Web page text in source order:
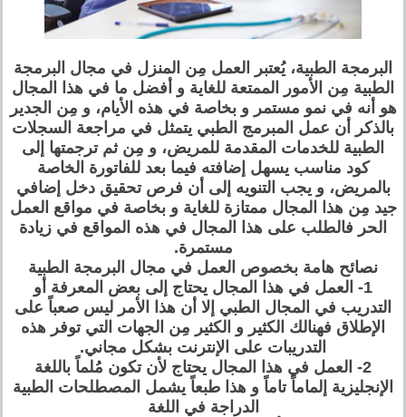
البرمجة الطبية، يُعتبر العمل مِن المنزل في مجال البرمجة
الطبية مِن الأمور الممتعة للغاية و أفضل ما في هذا المجال
هو أنه في نمو مستمر و بخاصة في هذه الأيام، و مِن الجدير
بالذكر أن عمل المبرمج الطبي يتمثل في مراجعة السجلات
الطبية للخدمات المقدمة للمريض، و مِن ثم ترجمتها إلى
كود مناسب يسهل إضافته فيما بعد للفاتورة الخاصة
بالمريض، و يجب التنويه إلى أن فرص تحقيق دخل إضافي
جيد مِن هذا المجال ممتازة للغاية و بخاصة في مواقع العمل
الحر فالطلب على هذا المجال في هذه المواقع في زيادة
مستمرة.
نصائح هامة بخصوص العمل في مجال البرمجة الطبية
1- العمل في هذا المجال يحتاج إلى بعض المعرفة أو
التدريب في المجال الطبي إلا أن هذا الأمر ليس صعباً على
الإطلاق فهنالك الكثير و الكثير مِن الجهات التي توفر هذه
التدريبات على الإنترنت بشكل مجاني.
2- العمل في هذا المجال يحتاج لأن تكون مُلماً باللغة
الإنجليزية إلماماً تاماً و هذا طبعاً يشمل المصطلحات الطبية
الدراجة في اللغة